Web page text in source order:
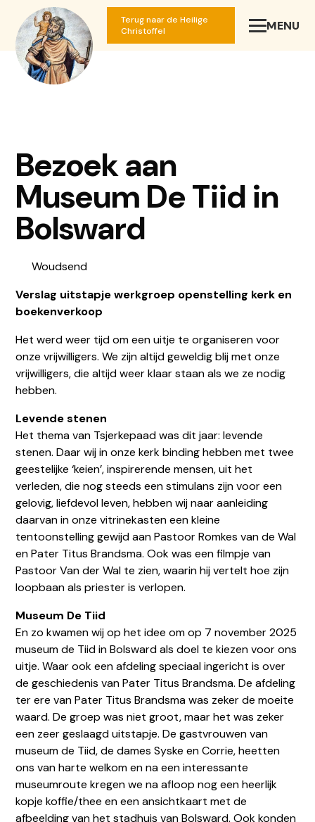
Terug naar de Heilige
Christoffel
MENU
SLUIT
locatiewoudsend@dechristoffel.nl
Bezoek aan
Museum De Tiid in
Bolsward
Woudsend
Verslag uitstapje werkgroep openstelling kerk en
boekenverkoop
Het werd weer tijd om een uitje te organiseren voor
onze vrijwilligers. We zijn altijd geweldig blij met onze
vrijwilligers, die altijd weer klaar staan als we ze nodig
hebben.
Levende stenen
Het thema van Tsjerkepaad was dit jaar: levende
stenen. Daar wij in onze kerk binding hebben met twee
geestelijke ‘keien’, inspirerende mensen, uit het
verleden, die nog steeds een stimulans zijn voor een
gelovig, liefdevol leven, hebben wij naar aanleiding
daarvan in onze vitrinekasten een kleine
tentoonstelling gewijd aan Pastoor Romkes van de Wal
en Pater Titus Brandsma. Ook was een filmpje van
Pastoor Van der Wal te zien, waarin hij vertelt hoe zijn
loopbaan als priester is verlopen.
Museum De Tiid
En zo kwamen wij op het idee om op 7 november 2025
museum de Tiid in Bolsward als doel te kiezen voor ons
uitje. Waar ook een afdeling speciaal ingericht is over
de geschiedenis van Pater Titus Brandsma. De afdeling
ter ere van Pater Titus Brandsma was zeker de moeite
waard. De groep was niet groot, maar het was zeker
een zeer geslaagd uitstapje. De gastvrouwen van
museum de Tiid, de dames Syske en Corrie, heetten
ons van harte welkom en na een interessante
museumroute kregen we na afloop nog een heerlijk
kopje koffie/thee en een ansichtkaart met de
afbeelding van het stadhuis van Bolsward. Ook konden